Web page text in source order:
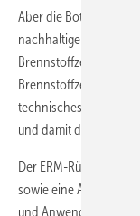
Aber die Botschaft
nachhaltigen
Brennstoffzellen die
technisches Wissen
und damit den
Der ERM-Rückblick,
sowie eine Analyse
und Anwendung im